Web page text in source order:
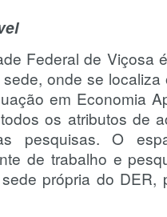
Federal de Viçosa
onde se
em Economia
os atributos de
pesquisas. O
de trabalho e
própria do DER,